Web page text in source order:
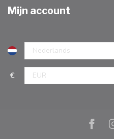
Mijn account
€